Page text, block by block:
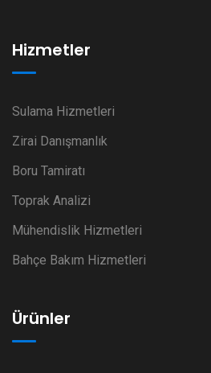
Hizmetler
Sulama Hizmetleri
Zirai Danışmanlık
Boru Tamiratı
Toprak Analizi
Mühendislik Hizmetleri
Bahçe Bakım Hizmetleri
Ürünler